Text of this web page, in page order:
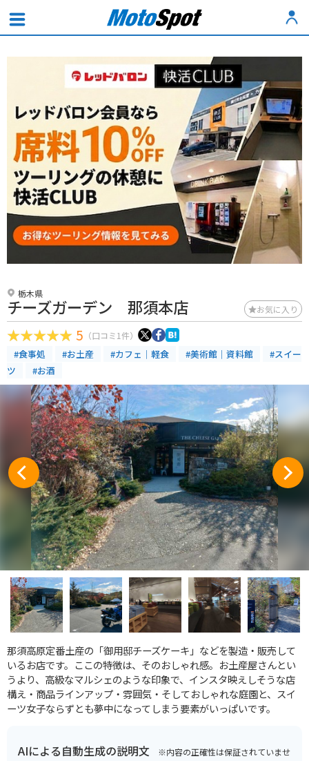
栃木県
チーズガーデン 那須本店 お気に入り
5 （口コミ1件）
#食事処 #お土産 #カフェ｜軽食 #美術館｜資料館
#スイー
ツ
#お酒
那須高原定番土産の「御用邸チーズケーキ」などを製造・販売して
いるお店です。ここの特徴は、そのおしゃれ感。お土産屋さんとい
うより、高級なマルシェのような印象で、インスタ映えしそうな店
構え・商品ラインアップ・雰囲気・そしておしゃれな庭園と、スイ
ーツ女子ならずとも夢中になってしまう要素がいっぱいです。
AIによる自動生成の説明文 ※内容の正確性は保証されていませ